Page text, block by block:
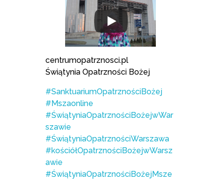
centrumopatrznosci.pl
Świątynia Opatrzności Bożej
#SanktuariumOpatrznościBożej
#Mszaonline
#ŚwiątyniaOpatrznościBożejwWar
szawie
#ŚwiątyniaOpatrznościWarszawa
#kościółOpatrznościBożejwWarsz
awie
#ŚwiątyniaOpatrznościBożejMsze